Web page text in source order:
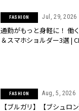
FASHION Jul, 29, 2026
通勤がもっと身軽に！ 働
＆スマホショルダー3選 |
FASHION Aug, 5, 2026
【ブルガリ】【ブシュロ